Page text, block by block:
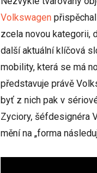
Volkswagen
zcela novou kategorii,
další aktuální klíčová
mobility, která se má
představuje právě
byť z nich pak v
Zyciory, šéfdesignéra
mění na „forma